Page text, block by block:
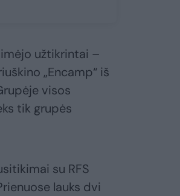
užtikrintai –
„Encamp“ iš
visos
tik grupės
su RFS
lauks dvi